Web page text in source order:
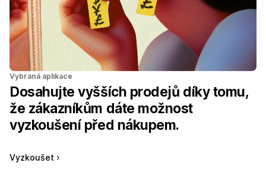
Vybraná aplikace
Dosahujte vyšších prodejů díky tomu,
že zákazníkům dáte možnost
vyzkoušení před nákupem.
Vyzkoušet